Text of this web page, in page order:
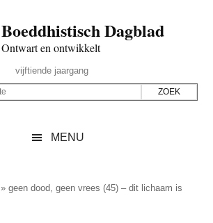
Boeddhistisch Dagblad
Ontwart en ontwikkelt
vijftiende jaargang
MENU
»geen dood, geen vrees (45) – dit lichaam is